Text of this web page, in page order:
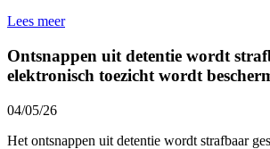
Lees meer
Ontsnappen uit detentie wordt
elektronisch toezicht wordt
04/05/26
Het ontsnappen uit detentie wordt strafbaar